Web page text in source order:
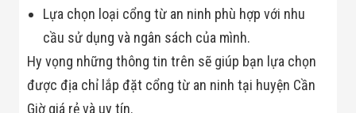
Robot Tự Hành
Robot AI
SOÁT RA VÀO
Cổng Dò Kim
Loại
Lựa chọn loại cổng từ an ninh phù hợp với nhu
cầu sử dụng và ngân sách của mình.
Hy vọng những thông tin trên sẽ giúp bạn lựa chọn
được địa chỉ lắp đặt cổng từ an ninh tại huyện Cần
Giờ giá rẻ và uy tín.